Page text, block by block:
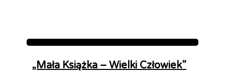
Aktualności
„Mała Książka – Wielki Człowiek”